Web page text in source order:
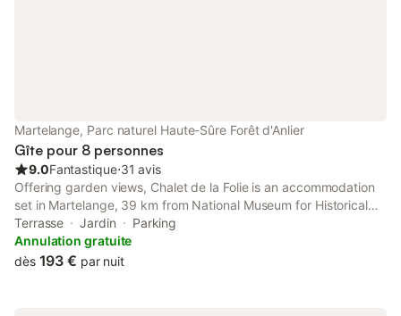
Martelange, Parc naturel Haute-Sûre Forêt d'Anlier
Gîte pour 8 personnes
9.0Fantastique⋅31 avis
Offering garden views, Chalet de la Folie is an accommodation
set in Martelange, 39 km from National Museum for Historical
Vehicle and 40 km from National Museum of Military History.
This property offers access to a terrace and free private
parking.
Terrasse Jardin
Parking
Annulation gratuite
dès 193 € par nuit